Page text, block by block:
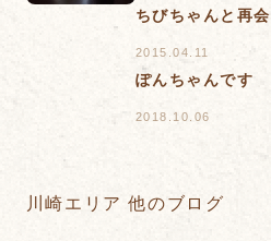
ちびちゃんと再会
2015.04.11
ぽんちゃんです
2018.10.06
川崎エリア 他のブログ